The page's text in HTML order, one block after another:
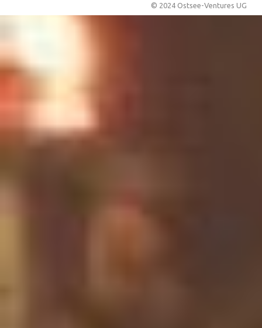
© 2024 Ostsee-Ventures UG